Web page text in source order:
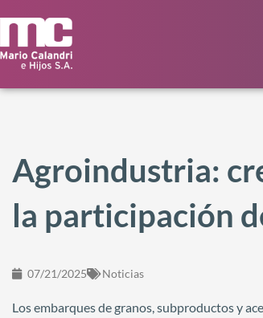
Agroindustria:
la participación
07/21/2025 Noticias
Los embarques de granos, subproductos y